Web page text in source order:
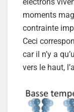
moments
contrainte
Ceci
car il n’y a
vers le haut,